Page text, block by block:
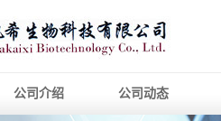
公司介绍 公司动态